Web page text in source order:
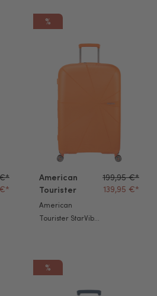
Speedlink 65cm silver
American Tourister StarVibe
%
American
Tourister
American
Tourister StarVibe
199,95 €*
139,95 €*
Trolley M digital lavender
American Tourister StarVibe
%